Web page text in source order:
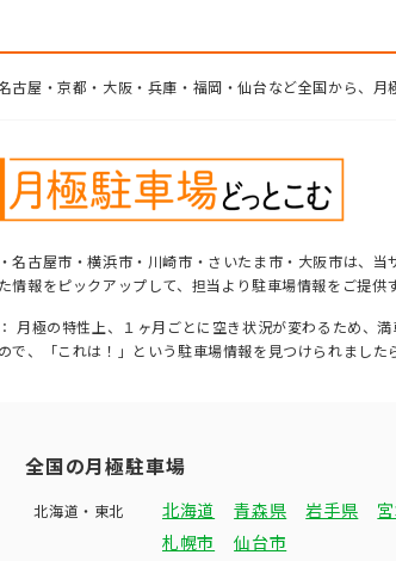
古屋・京都・大阪・兵庫・福岡・仙台など全国から、月
名古屋市・横浜市・川崎市・さいたま市・大阪市は、
情報をピックアップして、担当より駐車場情報をご提
月極の特性上、１ヶ月ごとに空き状況が変わるため、
で、「これは！」という駐車場情報を見つけられました
全国の月極駐車場
北海道・東北 北海道 青森県 岩手県
札幌市
仙台市